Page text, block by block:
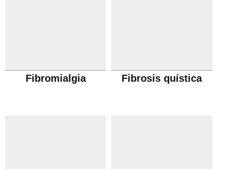
Fibromialgia Fibrosis quística